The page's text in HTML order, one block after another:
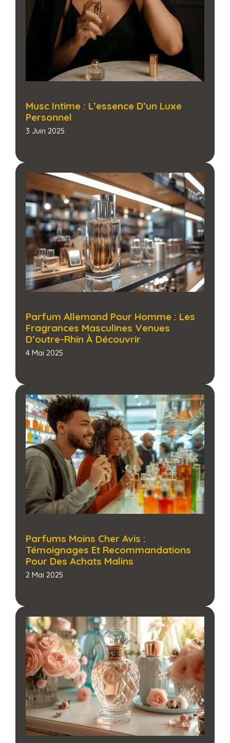
Musc Intime : L’essence D’un Luxe
Personnel
3 Juin 2025
Parfum Allemand Pour Homme : Les
Fragrances Masculines Venues
D’outre-Rhin À Découvrir​
4 Mai 2025
Parfums Moins Cher Avis :
Témoignages Et Recommandations
Pour Des Achats Malins​
2 Mai 2025